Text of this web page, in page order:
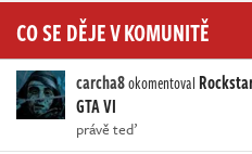
CO SE DĚJE V KOMUNITĚ
carcha8okomentoval
GTA VI
právě teď